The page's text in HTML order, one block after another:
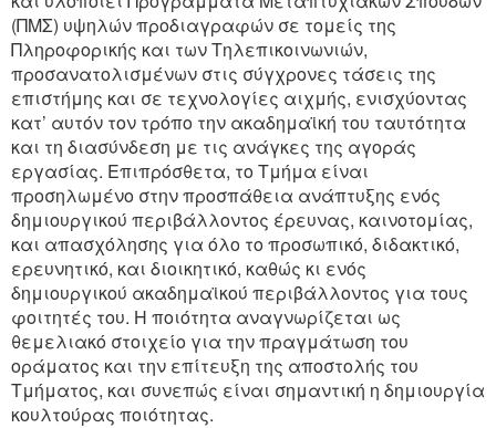
(ΠΜΣ) υψηλών προδιαγραφών σε τομείς της
Πληροφορικής και των Τηλεπικοινωνιών,
προσανατολισμένων στις σύγχρονες τάσεις της
επιστήμης και σε τεχνολογίες αιχμής, ενισχύοντας
κατ’ αυτόν τον τρόπο την ακαδημαϊκή του ταυτότητα
και τη διασύνδεση με τις ανάγκες της αγοράς
εργασίας. Επιπρόσθετα, το Τμήμα είναι
προσηλωμένο στην προσπάθεια ανάπτυξης ενός
δημιουργικού περιβάλλοντος έρευνας, καινοτομίας,
και απασχόλησης για όλο το προσωπικό, διδακτικό,
ερευνητικό, και διοικητικό, καθώς κι ενός
δημιουργικού ακαδημαϊκού περιβάλλοντος για τους
φοιτητές του. Η ποιότητα αναγνωρίζεται ως
θεμελιακό στοιχείο για την πραγμάτωση του
οράματος και την επίτευξη της αποστολής του
Τμήματος, και συνεπώς είναι σημαντική η δημιουργία
κουλτούρας ποιότητας.